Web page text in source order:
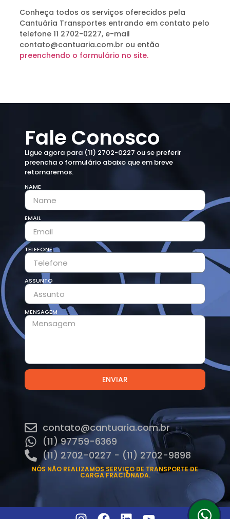
Conheça todos os serviços oferecidos pela
Cantuária Transportes entrando em contato pelo
telefone 11 2702-0227, e-mail
contato@cantuaria.com.br ou então
preenchendo o formulário no site.
Fale Conosco
Ligue agora para (11) 2702-0227 ou se preferir
preencha o formulário abaixo que em breve
retornaremos.
NAME
EMAIL
TELEFONE
ASSUNTO
MENSAGEM
ENVIAR
contato@cantuaria.com.br
(11) 97759-6369
(11) 2702-0227 - (11) 2702-9898
NÓS NÃO REALIZAMOS SERVIÇO DE TRANSPORTE DE
CARGA FRACIONADA.